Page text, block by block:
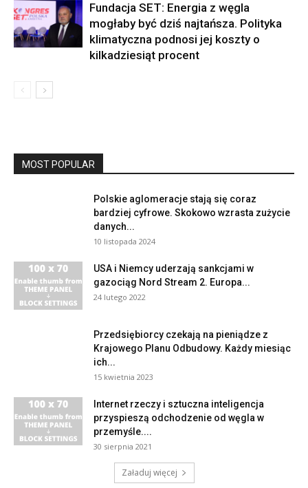
Fundacja SET: Energia z węgla
mogłaby być dziś najtańsza. Polityka
klimatyczna podnosi jej koszty o
kilkadziesiąt procent
MOST POPULAR
Polskie aglomeracje stają się coraz
bardziej cyfrowe. Skokowo wzrasta zużycie
danych...
10 listopada 2024
USA i Niemcy uderzają sankcjami w
gazociąg Nord Stream 2. Europa...
24 lutego 2022
Przedsiębiorcy czekają na pieniądze z
Krajowego Planu Odbudowy. Każdy miesiąc
ich...
15 kwietnia 2023
Internet rzeczy i sztuczna inteligencja
przyspieszą odchodzenie od węgla w
przemyśle....
30 sierpnia 2021
Załaduj więcej